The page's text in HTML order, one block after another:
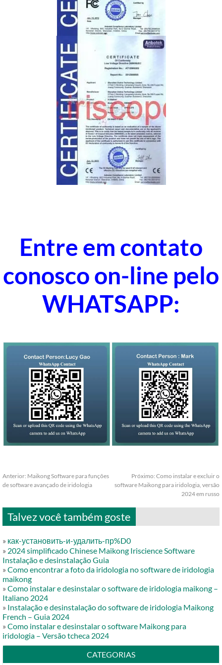
Entre em contato
conosco on-line pelo
WHATSAPP:
Anterior: Maikong Software para funções
de software avançado de iridologia
Próximo: Como instalar e excluir o
software Maikong para iridologia, versão
2024 em russo
Talvez você também goste
» как-установить-и-удалить-пр%D0
» 2024 simplificado Chinese Maikong Iriscience Software
Instalação e desinstalação Guia
» Como encontrar a foto da iridologia no software de iridologia
maikong
» Como instalar e desinstalar o software de iridologia maikong –
Italiano 2024
» Instalação e desinstalação do software de iridologia Maikong
French – Guia 2024
» Como instalar e desinstalar o software Maikong para
iridologia – Versão tcheca 2024
CATEGORIAS